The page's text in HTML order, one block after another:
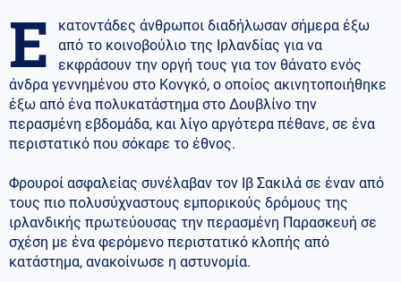
Ε
κατοντάδες άνθρωποι διαδήλωσαν σήμερα έξω
από το κοινοβούλιο της Ιρλανδίας για να
εκφράσουν την οργή τους για τον θάνατο ενός
άνδρα γεννημένου στο Κονγκό, ο οποίος ακινητοποιήθηκε
έξω από ένα πολυκατάστημα στο Δουβλίνο την
περασμένη εβδομάδα, και λίγο αργότερα πέθανε, σε ένα
περιστατικό που σόκαρε το έθνος.
Φρουροί ασφαλείας συνέλαβαν τον Ιβ Σακιλά σε έναν από
τους πιο πολυσύχναστους εμπορικούς δρόμους της
ιρλανδικής πρωτεύουσας την περασμένη Παρασκευή σε
σχέση με ένα φερόμενο περιστατικό κλοπής από
κατάστημα, ανακοίνωσε η αστυνομία.